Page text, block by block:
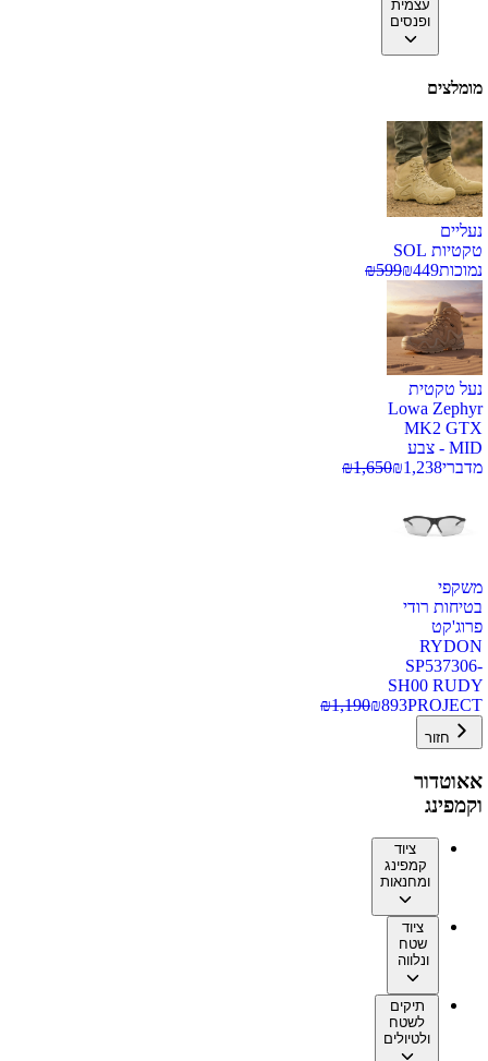
עצמית
ופנסים
מומלצים
נעליים
טקטיות SOL
נמוכות
₪449
₪599
נעל טקטית
Lowa Zephyr
MK2 GTX
MID - צבע
מדברי
₪1,238
₪1,650
משקפי
בטיחות רודי
פרוג'קט
RYDON
SP537306-
SH00 RUDY
PROJECT
₪893
₪1,190
חזור
אאוטדור
וקמפינג
ציוד
קמפינג
ומחנאות
ציוד
שטח
ונלווה
תיקים
לשטח
ולטיולים